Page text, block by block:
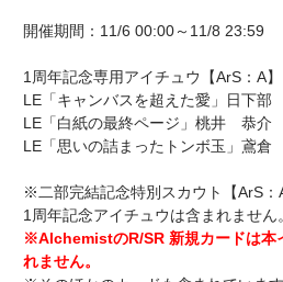
開催期間：11/6 00:00～11/8 23:59
1周年記念専用アイチュウ【ArS：A】
LE「キャンバスを超えた愛」日下
LE「白紙の最終ページ」桃井 恭介
LE「思いの詰まったトンボ玉」鳶
※二部完結記念特別スカウト【ArS
1周年記念アイチュウは含まれません。
※AlchemistのR/SR 新規カードは本
れません。